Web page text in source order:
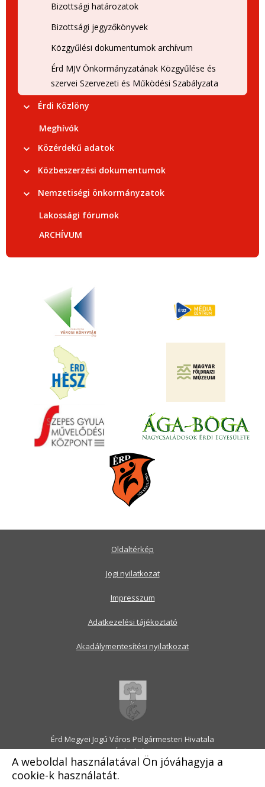
A weboldal használatával Ön jóváhagyja a
cookie-k használatát.
Bizottsági határozatok
Bizottsági jegyzőkönyvek
Közgyűlési dokumentumok archívum
Érd MJV Önkormányzatának Közgyűlése és
szervei Szervezeti és Működési Szabályzata
Érdi Közlöny
Meghívók
Közérdekű adatok
Közbeszerzési dokumentumok
Nemzetiségi önkormányzatok
Lakossági fórumok
ARCHÍVUM
Érd Megyei Jogú Város Polgármesteri Hivatala
2030 Érd, Alsó utca 1.
Levélcím: 2031 Érd, Pf.: 31
E-mail:onkormanyzat@erd.hu
Oldaltérkép
Jogi nyilatkozat
Impresszum
Adatkezelési tájékoztató
Akadálymentesítési nyilatkozat